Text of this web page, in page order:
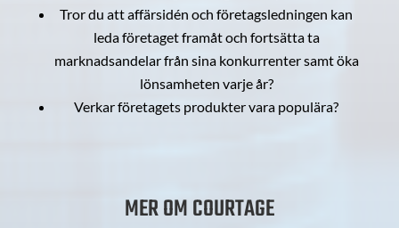
Tror du att affärsidén och företagsledningen kan
leda företaget framåt och fortsätta ta
marknadsandelar från sina konkurrenter samt öka
lönsamheten varje år?
Verkar företagets produkter vara populära?
MER OM COURTAGE